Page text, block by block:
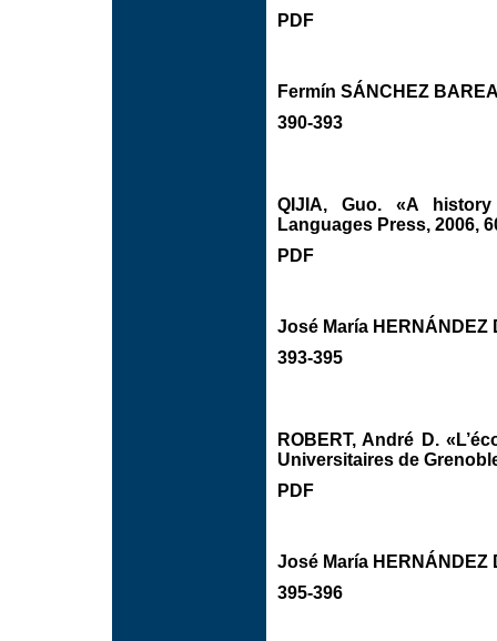
PDF
Fermín SÁNCHEZ
390-393
QIJIA, Guo. «A
Languages Press, 2006,
PDF
José María HERNÁNDEZ
393-395
ROBERT, André D.
Universitaires de
PDF
José María HERNÁNDEZ
395-396